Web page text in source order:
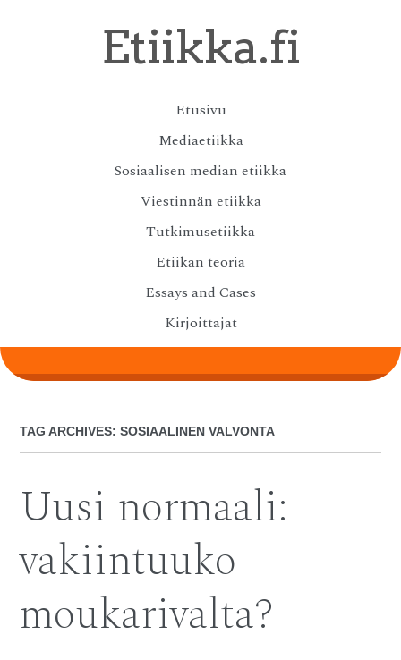
Etiikka.fi
Etusivu
Mediaetiikka
Sosiaalisen median etiikka
Viestinnän etiikka
Tutkimusetiikka
Etiikan teoria
Essays and Cases
Kirjoittajat
TAG ARCHIVES:SOSIAALINEN VALVONTA
Uusi normaali:
vakiintuuko
moukarivalta?